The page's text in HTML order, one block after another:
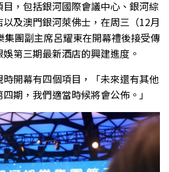
，包括銀河國際會議中心、銀河綜
及澳門銀河萊佛士，在周三（12月
集團副主席呂耀東在開幕禮後接受傳
第三期最新酒店的興建進度。
開幕有四個項目，「未來還有其他
期，我們適當時候將會公佈。」